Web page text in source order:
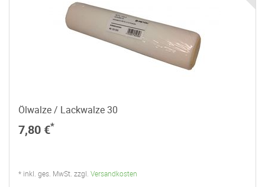
Ölwalze / Lackwalze 30
7,80 €*
* inkl. ges. MwSt. zzgl. Versandkosten